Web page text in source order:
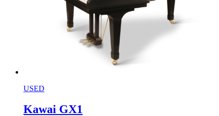
USED
Kawai GX1